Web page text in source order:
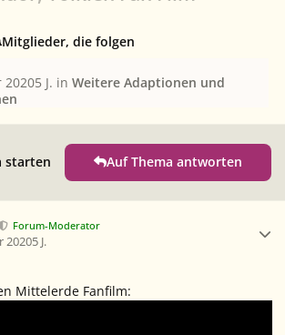
Mitglieder, die folgen
20205 J. inWeitere Adaptionen und
starten Auf Thema antworten
Forum-Moderator
20205 J.
Mittelerde Fanfilm: